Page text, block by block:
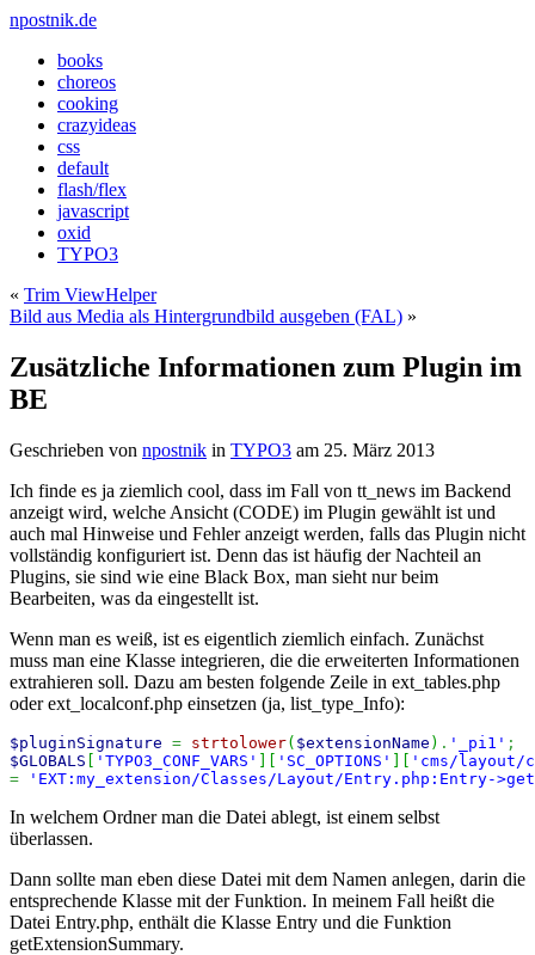
npostnik.de
books
choreos
cooking
crazyideas
css
default
flash/flex
javascript
oxid
TYPO3
« Trim ViewHelper
Bild aus Media als Hintergrundbild ausgeben (FAL) »
Zusätzliche Informationen zum Plugin im
BE
Geschrieben von npostnik in TYPO3 am 25. März 2013
Ich finde es ja ziemlich cool, dass im Fall von tt_news im Backend
anzeigt wird, welche Ansicht (CODE) im Plugin gewählt ist und
auch mal Hinweise und Fehler anzeigt werden, falls das Plugin nicht
vollständig konfiguriert ist. Denn das ist häufig der Nachteil an
Plugins, sie sind wie eine Black Box, man sieht nur beim
Bearbeiten, was da eingestellt ist.
Wenn man es weiß, ist es eigentlich ziemlich einfach. Zunächst
muss man eine Klasse integrieren, die die erweiterten Informationen
extrahieren soll. Dazu am besten folgende Zeile in ext_tables.php
oder ext_localconf.php einsetzen (ja, list_type_Info):
$pluginSignature = strtolower( $extensionName ) . '_pi1' ;
$GLOBALS
'TYPO3_CONF_VARS' 'SC_OPTIONS'
'cms/layout/
=
'EXT:my_extension/Classes/Layout/Entry.php:Entry-
In welchem Ordner man die Datei ablegt, ist einem selbst
überlassen.
Dann sollte man eben diese Datei mit dem Namen anlegen, darin die
entsprechende Klasse mit der Funktion. In meinem Fall heißt die
Datei Entry.php, enthält die Klasse Entry und die Funktion
getExtensionSummary.